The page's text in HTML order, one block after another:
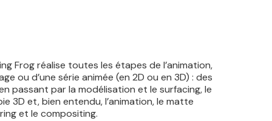
Frog réalise toutes les étapes de l’animation,
ou d’une série animée (en 2D ou en 3D) : des
passant par la modélisation et le surfacing, le
3D et, bien entendu, l’animation, le matte
et le compositing.